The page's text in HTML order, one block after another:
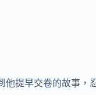
提早交卷的故事